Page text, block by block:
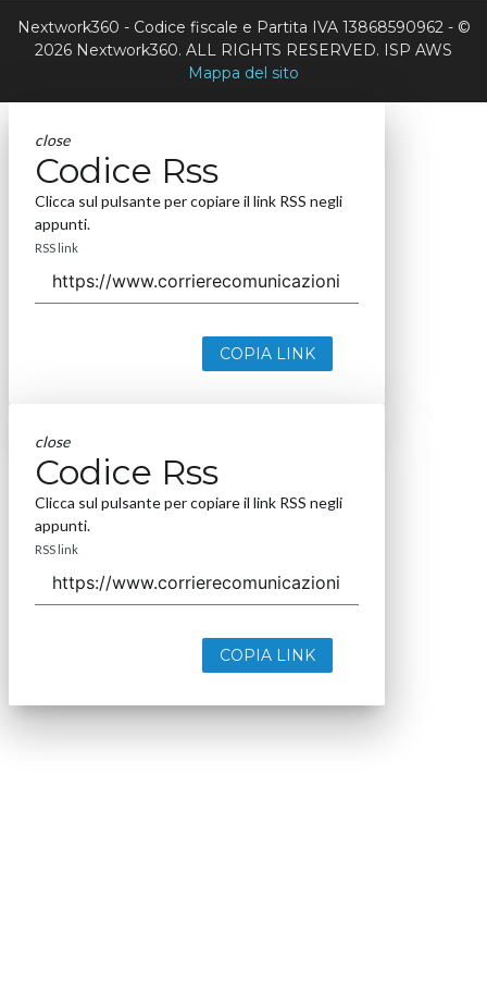
Nextwork360 - Codice fiscale e Partita IVA 13868590962 - ©
2026 Nextwork360. ALL RIGHTS RESERVED. ISP AWS
Mappa del sito
close
Codice Rss
Clicca sul pulsante per copiare il link RSS negli
appunti.
RSS link
COPIA LINK
close
Codice Rss
Clicca sul pulsante per copiare il link RSS negli
appunti.
RSS link
COPIA LINK